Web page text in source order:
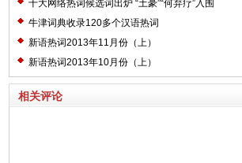
十大网络热词候选词出炉 “土豪”“何弃疗”入围
牛津词典收录120多个汉语热词
新语热词2013年11月份（上）
新语热词2013年10月份（上）
相关评论